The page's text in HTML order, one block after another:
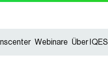
Webinare Über IQES